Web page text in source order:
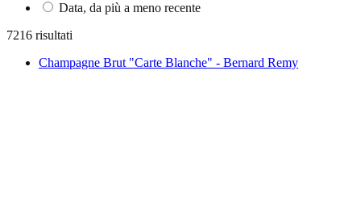
Data, da più a meno recente
7216 risultati
Champagne Brut "Carte Blanche" - Bernard Remy